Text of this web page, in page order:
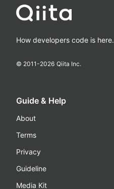
How developers code is here.
© 2011-2026 Qiita Inc.
Guide & Help
About
Terms
Privacy
Guideline
Media Kit